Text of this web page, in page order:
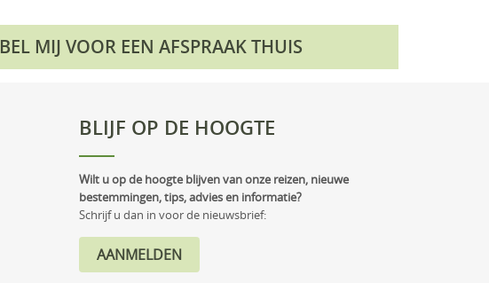
BEL MIJ VOOR EEN AFSPRAAK THUIS
BLIJF OP DE HOOGTE
Wilt u op de hoogte blijven van onze reizen, nieuwe
bestemmingen, tips, advies en informatie?
Schrijf u dan in voor de nieuwsbrief: